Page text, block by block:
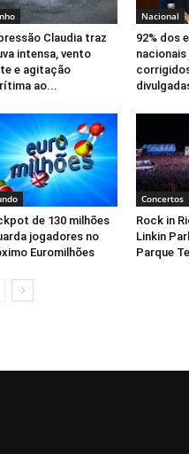
Claudia traz
intensa, vento
e agitação
ao...
Nacional
92% dos
de 130 milhões
jogadores no
Euromilhões
Concertos
Rock in
Linkin
Parque